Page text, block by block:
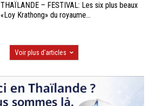
THAÏLANDE – FESTIVAL: Les six plus beaux
«Loy Krathong» du royaume...
Voir plus d'articles